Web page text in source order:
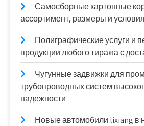
Самосборные картонные
ассортимент, размеры и
Полиграфические услуги и
продукции любого тиража с
Чугунные задвижки для
трубопроводных систем
надежности
Новые автомобили lixiang в